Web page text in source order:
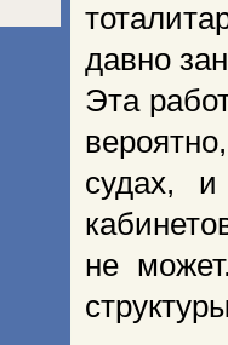
давно
Эта
судах,
не